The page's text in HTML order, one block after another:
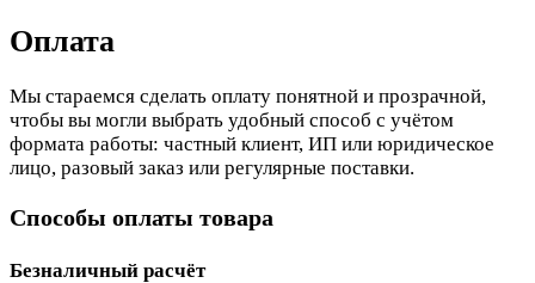
Оплата
Мы стараемся сделать оплату понятной и прозрачной,
чтобы вы могли выбрать удобный способ с учётом
формата работы: частный клиент, ИП или юридическое
лицо, разовый заказ или регулярные поставки.
Способы оплаты товара
Безналичный расчёт